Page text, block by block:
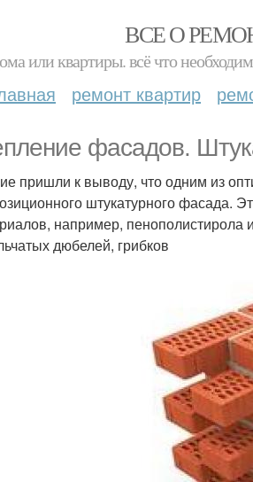
ВСЕ О
или квартиры. всё что
ремонт квартир
фасадов.
пришли к выводу, что одним из
штукатурного фасада.
например,
дюбелей, грибков